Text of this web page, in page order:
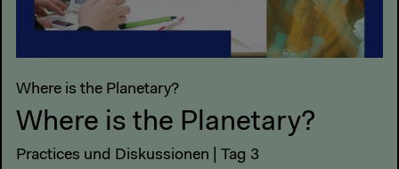
Where is the Planetary?
Where is the Planetary?
Practices und Diskussionen | Tag 3